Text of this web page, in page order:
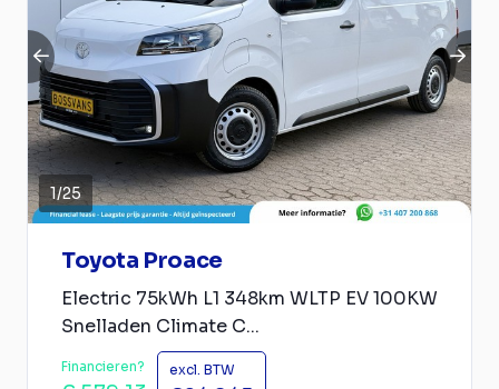
1/25
Toyota Proace
Electric 75kWh L1 348km WLTP EV 100KW
Snelladen Climate C...
Financieren? excl. BTW